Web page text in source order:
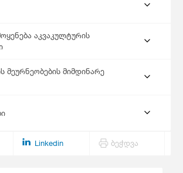
აკვაკულტურის
მეურნეობების მიმდინარე
Linkedin ბეჭდვა